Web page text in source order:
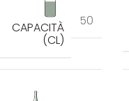
CAPACITÀ
(CL)
50